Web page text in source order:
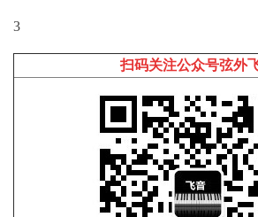
3
扫码关注公众号弦外